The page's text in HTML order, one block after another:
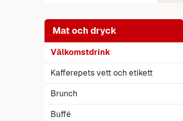
Mat och dryck
Välkomstdrink
Kafferepets vett och etikett
Brunch
Buffé